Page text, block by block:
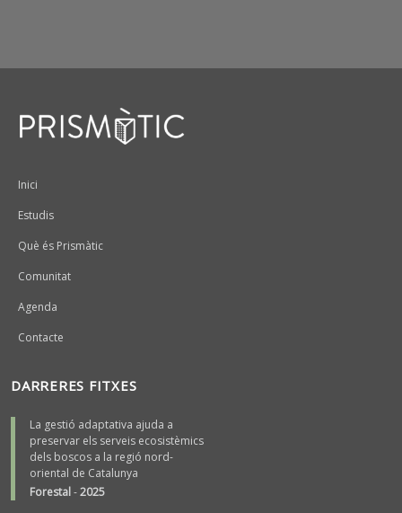
Peu
Inici
Estudis
Què és Prismàtic
Comunitat
Agenda
Contacte
DARRERES FITXES
La gestió adaptativa ajuda a
preservar els serveis ecosistèmics
dels boscos a la regió nord-
oriental de Catalunya
Forestal-2025